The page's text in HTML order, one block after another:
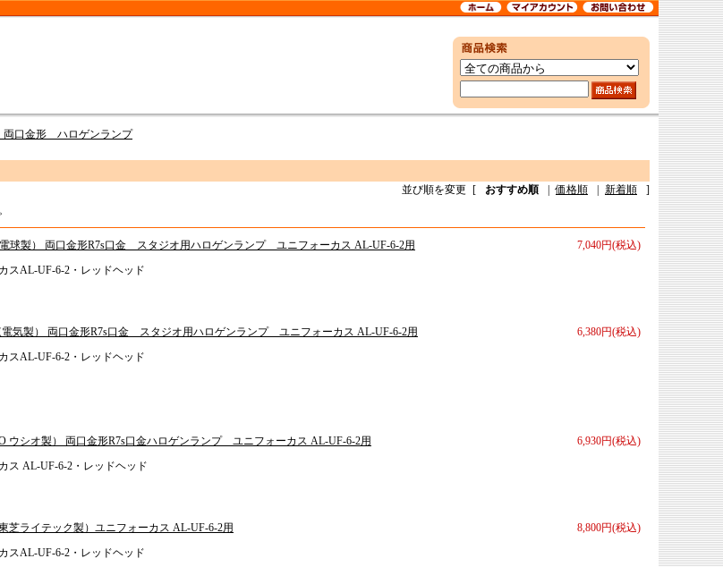
口金形 ハロゲンランプ
並び順を変更 [ おすすめ順 価格順 新着順
]
7,040円(税込)
球製） 両口金形R7s口金 スタジオ用ハロゲンランプ ユニフォーカス AL-UF-6-2用
スAL-UF-6-2・レッドヘッド
6,380円(税込)
気製） 両口金形R7s口金 スタジオ用ハロゲンランプ ユニフォーカス AL-UF-6-2用
スAL-UF-6-2・レッドヘッド
6,930円(税込)
ウシオ製） 両口金形R7s口金ハロゲンランプ ユニフォーカス AL-UF-6-2用
ス AL-UF-6-2・レッドヘッド
8,800円(税込)
芝ライテック製）ユニフォーカス AL-UF-6-2用
スAL-UF-6-2・レッドヘッド